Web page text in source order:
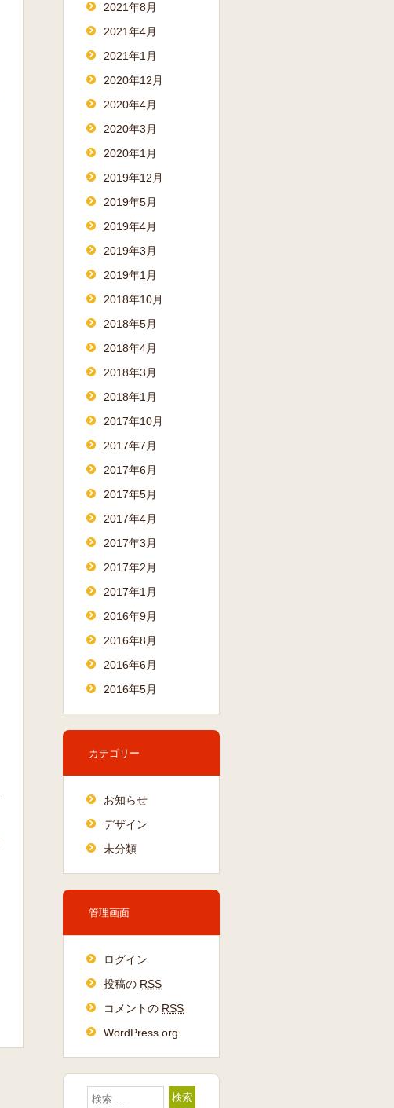
2021年8月
2021年4月
2021年1月
2020年12月
2020年4月
2020年3月
2020年1月
2019年12月
2019年5月
2019年4月
2019年3月
2019年1月
2018年10月
2018年5月
2018年4月
2018年3月
2018年1月
2017年10月
2017年7月
2017年6月
2017年5月
2017年4月
2017年3月
2017年2月
2017年1月
2016年9月
2016年8月
2016年6月
2016年5月
カテゴリー
お知らせ
デザイン
未分類
管理画面
ログイン
投稿の RSS
コメントの RSS
WordPress.org